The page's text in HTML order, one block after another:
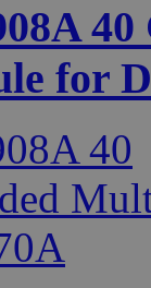
40
for